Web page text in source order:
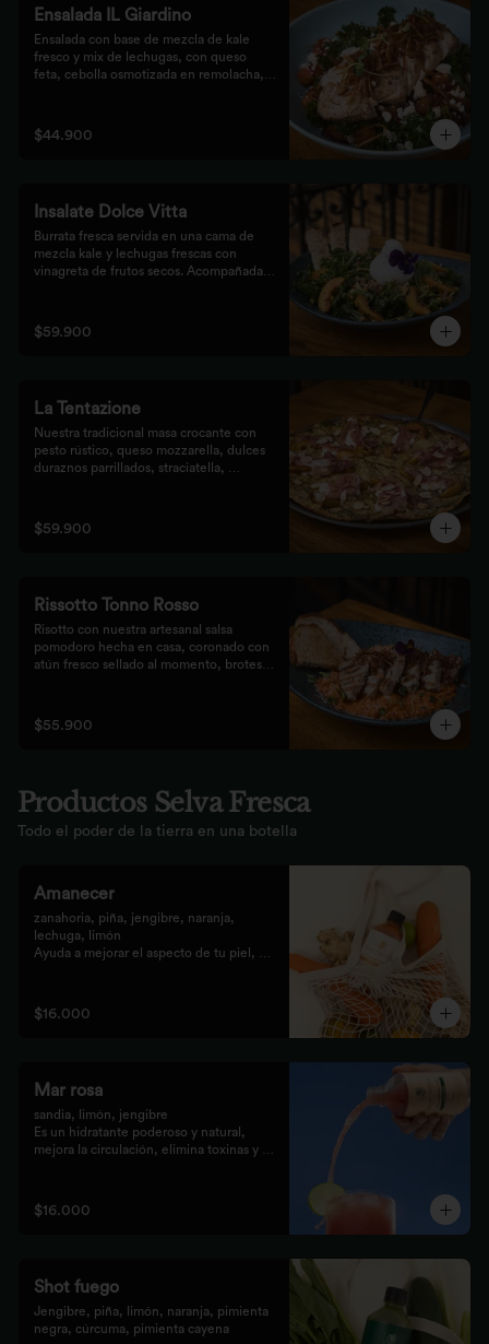
Ensalada IL Giardino
Ensalada con base de mezcla de kale
fresco y mix de lechugas, con queso
feta, cebolla osmotizada en remolacha,
Pollo Romero y finalizada con cipolla
corcante.
$44.900
Insalate Dolce Vitta
Burrata fresca servida en una cama de
mezcla kale y lechugas frescas con
vinagreta de frutos secos. Acompañada
finalizada con bastones de pan de masa
madre al grill.
$59.900
La Tentazione
Nuestra tradicional masa crocante con
pesto rústico, queso mozzarella, dulces
duraznos parrillados, straciatella,
$59.900
Rissotto Tonno Rosso
Risotto con nuestra artesanal salsa
pomodoro hecha en casa, coronado con
atún fresco sellado al momento, brotes
grill.
$55.900
Productos Selva Fresca
Todo el poder de la tierra en una botella
Amanecer
zanahoria, piña, jengibre, naranja,
lechuga, limón
Ayuda a mejorar el aspecto de tu piel,
celular
$16.000
Mar rosa
sandia, limón, jengibre
Es un hidratante poderoso y natural,
mejora la circulación, elimina toxinas y
$16.000
Shot fuego
Jengibre, piña, limón, naranja, pimienta
negra, cúrcuma, pimienta cayena